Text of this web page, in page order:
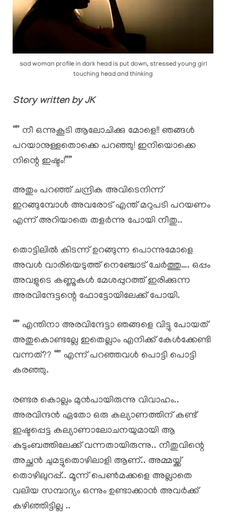
sad woman profile in dark head is put down, stressed young girl
touching head and thinking
Story written by JK
“” നീ ഒന്നുകൂടി ആലോചിക്കു മോളെ!! ഞങ്ങൾ
പറയാനുള്ളതൊക്കെ പറഞ്ഞു! ഇനിയൊക്കെ
നിന്റെ ഇഷ്ടം!””
അതും പറഞ്ഞ് ചന്ദ്രിക അവിടെനിന്ന്
ഇറങ്ങുമ്പോൾ അവരോട് എന്ത് മറുപടി പറയണം
എന്ന് അറിയാതെ തളർന്നു പോയി നീതു..
തൊട്ടിലിൽ കിടന്ന് ഉറങ്ങുന്ന പൊന്നുമോളെ
അവൾ വാരിയെടുത്ത് നെഞ്ചോട് ചേർത്തു…. ഒപ്പം
അവളുടെ കണ്ണുകൾ മേശപ്പുറത്ത് ഇരിക്കുന്ന
അരവിന്ദേട്ടന്റെ ഫോട്ടോയിലേക്ക് പോയി.
“” എന്തിനാ അരവിന്ദേട്ടാ ഞങ്ങളെ വിട്ടു പോയത്
അതുകൊണ്ടല്ലേ ഇതെല്ലാം എനിക്ക് കേൾക്കേണ്ടി
വന്നത്?? “” എന്ന് പറഞ്ഞവൾ പൊട്ടി പൊട്ടി
കരഞ്ഞു.
രണ്ടര കൊല്ലം മുൻപായിരുന്നു വിവാഹം..
അരവിന്ദൻ ഏതോ ഒരു കല്യാണത്തിന് കണ്ട്
ഇഷ്ടപ്പെട്ട കല്യാണാലോചനയുമായി ആ
കുടുംബത്തിലേക്ക് വന്നതായിരുന്നു.. നീതുവിന്റെ
അച്ഛൻ ചുമട്ടുതൊഴിലാളി ആണ്.. അമ്മയ്ക്ക്
തൊഴിലുറപ്പ്.. മൂന്ന് പെൺമക്കളെ അല്ലാതെ
വലിയ സമ്പാദ്യം ഒന്നും ഉണ്ടാക്കാൻ അവർക്ക്
കഴിഞ്ഞിട്ടില്ല ..